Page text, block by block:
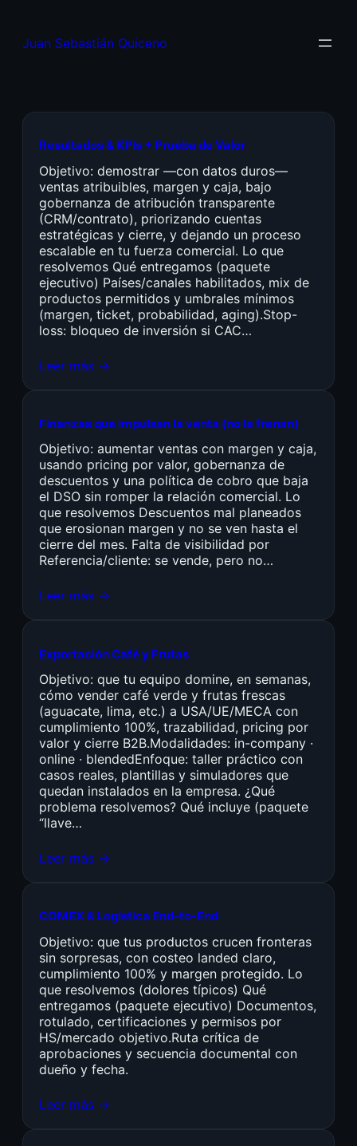
Juan Sebastián Quiceno
Resultados & KPIs + Prueba de Valor
Objetivo: demostrar —con datos duros—
ventas atribuibles, margen y caja, bajo
gobernanza de atribución transparente
(CRM/contrato), priorizando cuentas
estratégicas y cierre, y dejando un proceso
escalable en tu fuerza comercial. Lo que
resolvemos Qué entregamos (paquete
ejecutivo) Países/canales habilitados, mix de
productos permitidos y umbrales mínimos
(margen, ticket, probabilidad, aging).Stop-
loss: bloqueo de inversión si CAC…
Leer más →
Finanzas que impulsan la venta (no la frenan)
Objetivo: aumentar ventas con margen y caja,
usando pricing por valor, gobernanza de
descuentos y una política de cobro que baja
el DSO sin romper la relación comercial. Lo
que resolvemos Descuentos mal planeados
que erosionan margen y no se ven hasta el
cierre del mes. Falta de visibilidad por
Referencia/cliente: se vende, pero no…
Leer más →
Exportación Café y Frutas
Objetivo: que tu equipo domine, en semanas,
cómo vender café verde y frutas frescas
(aguacate, lima, etc.) a USA/UE/MECA con
cumplimiento 100%, trazabilidad, pricing por
valor y cierre B2B.Modalidades: in-company ·
online · blendedEnfoque: taller práctico con
casos reales, plantillas y simuladores que
quedan instalados en la empresa. ¿Qué
problema resolvemos? Qué incluye (paquete
“llave…
Leer más →
COMEX & Logística End-to-End
Objetivo: que tus productos crucen fronteras
sin sorpresas, con costeo landed claro,
cumplimiento 100% y margen protegido. Lo
que resolvemos (dolores típicos) Qué
entregamos (paquete ejecutivo) Documentos,
rotulado, certificaciones y permisos por
HS/mercado objetivo.Ruta crítica de
aprobaciones y secuencia documental con
dueño y fecha.
Leer más →